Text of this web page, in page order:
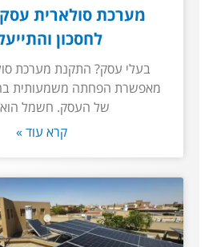
מערכת סולארית
לחסכון
בעלי עסק? התקנת מערכת
מאפשרת הפחתה משמעותית
של העסק. חשמל
קרא עוד »